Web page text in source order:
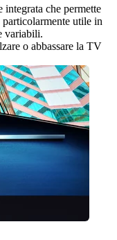
che permette
utile in
variabili.
o abbassare la TV